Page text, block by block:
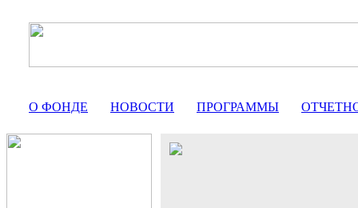
О ФОНДЕ НОВОСТИ ПРОГРАММЫ